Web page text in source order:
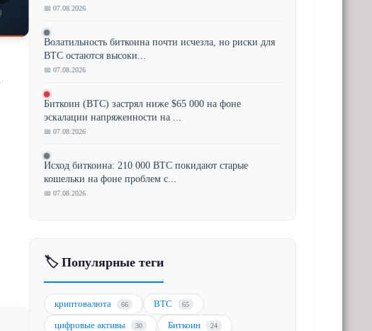
📅 07.08.2026
Волатильность биткоина почти исчезла, но риски для
BTC остаются высоки...
📅 07.08.2026
Биткоин (BTC) застрял ниже $65 000 на фоне
эскалации напряженности на ...
📅 07.08.2026
Исход биткоина: 210 000 BTC покидают старые
кошельки на фоне проблем с...
📅 07.08.2026
🏷️ Популярные теги
криптовалюта 66 BTC 65
цифровые активы 30 Биткоин 24